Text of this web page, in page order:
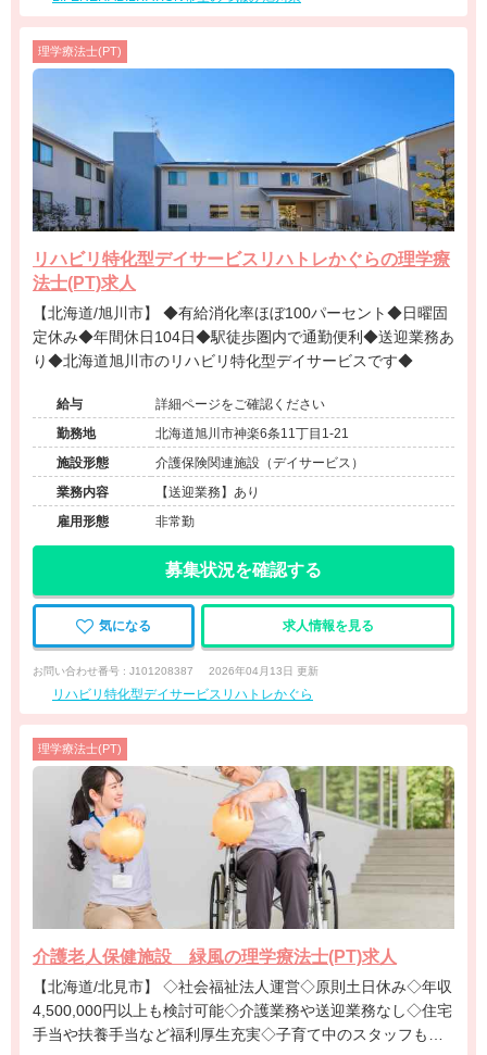
理学療法士(PT)
リハビリ特化型デイサービスリハトレかぐらの理学療
法士(PT)求人
【北海道/旭川市】 ◆有給消化率ほぼ100パーセント◆日曜固
定休み◆年間休日104日◆駅徒歩圏内で通勤便利◆送迎業務あ
り◆北海道旭川市のリハビリ特化型デイサービスです◆
給与
詳細ページをご確認ください
勤務地
北海道旭川市神楽6条11丁目1-21
施設形態
介護保険関連施設（デイサービス）
業務内容
【送迎業務】あり
雇用形態
非常勤
募集状況を確認する
気になる 求人情報を見る
お問い合わせ番号 : J101208387 2026年04月13日 更新
リハビリ特化型デイサービスリハトレかぐら
理学療法士(PT)
介護老人保健施設 緑風の理学療法士(PT)求人
【北海道/北見市】 ◇社会福祉法人運営◇原則土日休み◇年収
4,500,000円以上も検討可能◇介護業務や送迎業務なし◇住宅
手当や扶養手当など福利厚生充実◇子育て中のスタッフも活